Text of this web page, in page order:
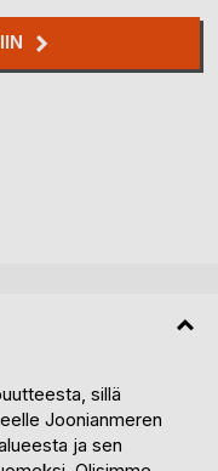
sillä
Joonianmeren
ja sen